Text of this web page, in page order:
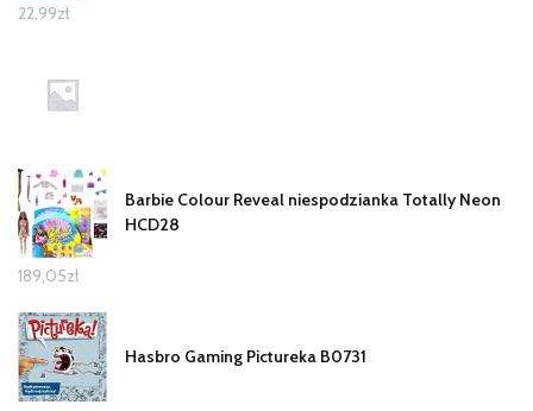
22,99zł
Barbie Colour Reveal niespodzianka Totally Neon
HCD28
189,05zł
Hasbro Gaming Pictureka B0731